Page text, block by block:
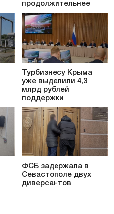
продолжительнее
Турбизнесу Крыма
уже выделили 4,3
млрд рублей
поддержки
ФСБ задержала в
Севастополе двух
диверсантов